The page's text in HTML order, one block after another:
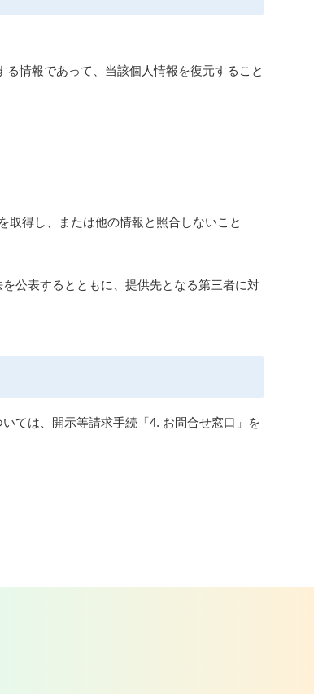
情報であって、当該個人情報を復元すること
取得し、または他の情報と照合しないこと
公表するとともに、提供先となる第三者に対
ては、開示等請求手続「4. お問合せ窓口」を